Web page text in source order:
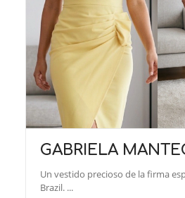
GABRIELA
Un vestido precioso de la firma
Brazil. ...